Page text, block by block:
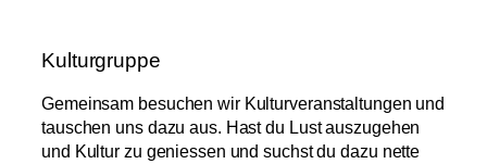
Kulturgruppe
Gemeinsam besuchen wir Kulturveranstaltungen und
tauschen uns dazu aus. Hast du Lust auszugehen
und Kultur zu geniessen und suchst du dazu nette